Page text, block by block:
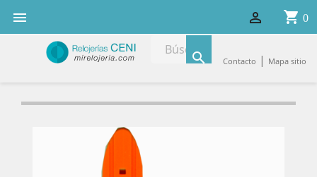
 shopping_cart 0

 Contacto | Mapa sitio